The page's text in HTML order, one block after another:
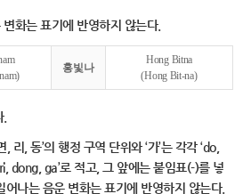
화는 표기에 반영하지 않는다.
홍빛나
Hong Bitna
(Hong Bit-na)
리, 동’의 행정 구역 단위와 ‘가’는 각각 ‘do,
dong, ga’로 적고, 그 앞에는 붙임표(-)를 넣
나는 음운 변화는 표기에 반영하지 않는다.